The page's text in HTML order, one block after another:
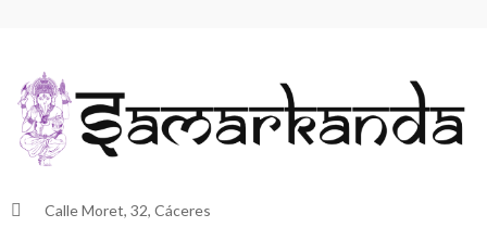
Calle Moret, 32, Cáceres